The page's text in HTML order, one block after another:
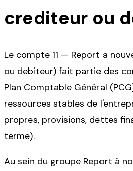
crediteur ou
Le compte 11 — Report a
ou debiteur) fait partie des
Plan Comptable Général
ressources stables de
propres, provisions, dettes
terme).
Au sein du groupe Report à